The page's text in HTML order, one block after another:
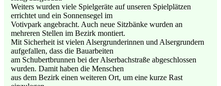
Weiters wurden viele Spielgeräte auf unseren Spielplätzen
errichtet und ein Sonnensegel im
Votivpark angebracht. Auch neue Sitzbänke wurden an
mehreren Stellen im Bezirk montiert.
Mit Sicherheit ist vielen Alsergrunderinnen und Alsergrundern
aufgefallen, dass die Bauarbeiten
am Schubertbrunnen bei der Alserbachstraße abgeschlossen
wurden. Damit haben die Menschen
aus dem Bezirk einen weiteren Ort, um eine kurze Rast